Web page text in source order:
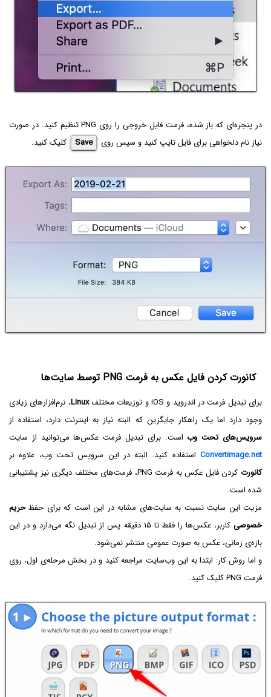
در پنجره‌ای که باز شده، فرمت فایل خروجی را روی PNG تنظیم کنید. در صورت
نیاز نام دلخواهی برای فایل تایپ کنید و سپس روی
Save کلیک کنید.
کانورت کردن فایل عکس به فرمت PNG توسط سایت‌ها
برای تبدیل فرمت در اندروید و iOS و توزیعات مختلف Linux، نرم‌افزارهای زیادی
وجود دارد اما یک راهکار جایگزین که البته نیاز به اینترنت دارد، استفاده از
سرویس‌های تحت وب است. برای تبدیل فرمت عکس‌ها می‌توانید از سایت
Convertimage.net استفاده کنید. البته در این سرویس تحت وب، علاوه بر
کانورت
کردن فایل عکس به فرمت PNG، فرمت‌های مختلف دیگری نیز پشتیبانی
شده است.
مزیت این سایت نسبت به سایت‌های مشابه در این است که برای حفظحریم
خصوصی
کاربر، عکس‌ها را فقط تا ۱۵ دقیقه پس از تبدیل نگه می‌دارد و در این
بازه‌ی زمانی، عکس به صورت عمومی منتشر نمی‌شود.
و اما روش کار: ابتدا به این وب‌سایت مراجعه کنید و در بخش مرحله‌ی اول، روی
فرمت PNG کلیک کنید.